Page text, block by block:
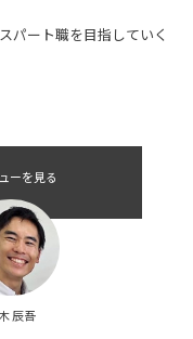
パート職を目指していく
ーを見る
辰吾